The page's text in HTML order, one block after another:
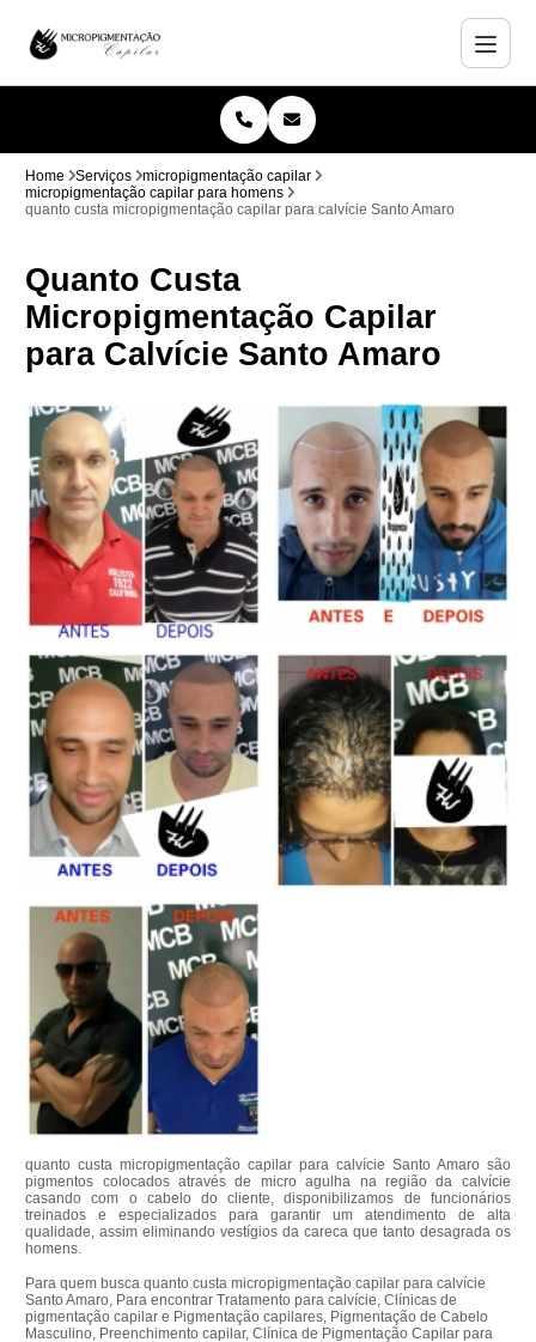
Home Serviços
micropigmentação capilar
micropigmentação capilar para homens
quanto custa micropigmentação capilar para calvície Santo Amaro
Quanto Custa
Micropigmentação Capilar
para Calvície Santo Amaro
quanto custa micropigmentação capilar para calvície Santo Amaro são
pigmentos colocados através de micro agulha na região da calvície
casando com o cabelo do cliente, disponibilizamos de funcionários
treinados e especializados para garantir um atendimento de alta
qualidade, assim eliminando vestígios da careca que tanto desagrada os
homens.
Para quem busca quanto custa micropigmentação capilar para calvície
Santo Amaro, Para encontrar Tratamento para calvície, Clínicas de
pigmentação capilar e Pigmentação capilares, Pigmentação de Cabelo
Masculino, Preenchimento capilar, Clínica de Pigmentação Capilar para